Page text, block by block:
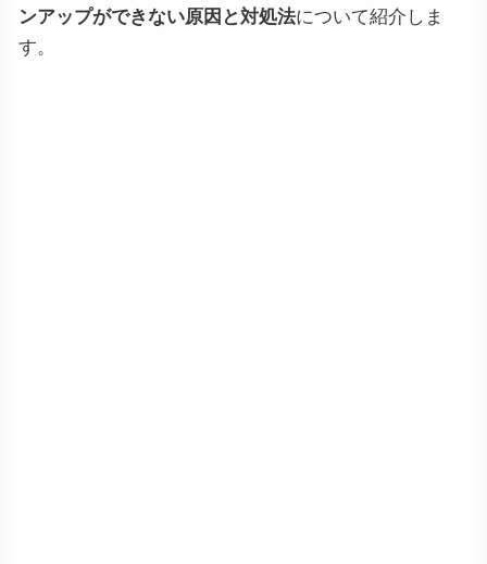
ンアップができない原因と対処法について紹介しま
す。